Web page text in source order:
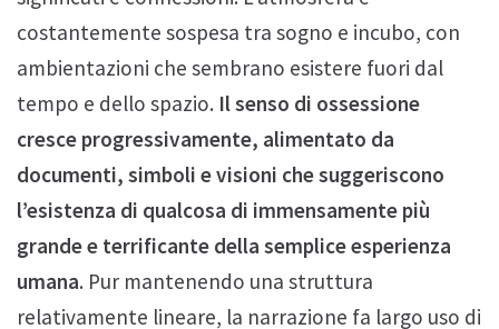
costantemente sospesa tra sogno e incubo, con
ambientazioni che sembrano esistere fuori dal
tempo e dello spazio. Il senso di ossessione
cresce progressivamente, alimentato da
documenti, simboli e visioni che suggeriscono
l’esistenza di qualcosa di immensamente più
grande e terrificante della semplice esperienza
umana. Pur mantenendo una struttura
relativamente lineare, la narrazione fa largo uso di